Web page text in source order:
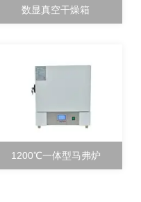
数显真空干燥箱
1200℃一体型马弗炉